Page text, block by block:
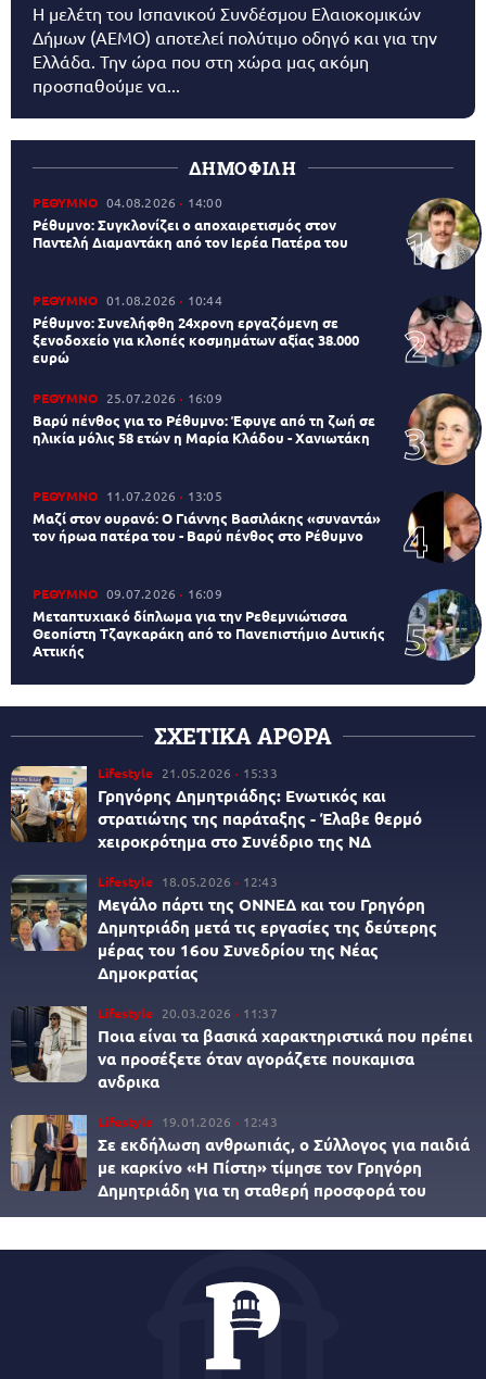
Η μελέτη του Ισπανικού Συνδέσμου Ελαιοκομικών
Δήμων (AEMO) αποτελεί πολύτιμο οδηγό και για την
Ελλάδα. Την ώρα που στη χώρα μας ακόμη
προσπαθούμε να...
ΔΗΜΟΦΙΛΗ
ΡΕΘΥΜΝΟ 04.08.2026 14:00
Ρέθυμνο: Συγκλονίζει ο αποχαιρετισμός στον
Παντελή Διαμαντάκη από τον Ιερέα Πατέρα του
ΡΕΘΥΜΝΟ 01.08.2026 10:44
Ρέθυμνο: Συνελήφθη 24χρονη εργαζόμενη σε
ξενοδοχείο για κλοπές κοσμημάτων αξίας 38.000
ευρώ
ΡΕΘΥΜΝΟ 25.07.2026 16:09
Βαρύ πένθος για το Ρέθυμνο: Έφυγε από τη ζωή σε
ηλικία μόλις 58 ετών η Μαρία Κλάδου - Χανιωτάκη
ΡΕΘΥΜΝΟ 11.07.2026 13:05
Μαζί στον ουρανό: Ο Γιάννης Βασιλάκης «συναντά»
τον ήρωα πατέρα του - Βαρύ πένθος στο Ρέθυμνο
ΡΕΘΥΜΝΟ 09.07.2026 16:09
Μεταπτυχιακό δίπλωμα για την Ρεθεμνιώτισσα
Θεοπίστη Τζαγκαράκη από το Πανεπιστήμιο Δυτικής
Αττικής
ΣΧΕΤΙΚΑ ΑΡΘΡΑ
Lifestyle 21.05.2026 15:33
Γρηγόρης Δημητριάδης: Ενωτικός και
στρατιώτης της παράταξης - Έλαβε θερμό
χειροκρότημα στο Συνέδριο της ΝΔ
Lifestyle 18.05.2026 12:43
Μεγάλο πάρτι της ΟΝΝΕΔ και του Γρηγόρη
Δημητριάδη μετά τις εργασίες της δεύτερης
μέρας του 16ου Συνεδρίου της Νέας
Δημοκρατίας
Lifestyle 20.03.2026 11:37
Ποια είναι τα βασικά χαρακτηριστικά που πρέπει
να προσέξετε όταν αγοράζετε πουκαμισα
ανδρικα
Lifestyle 19.01.2026 12:43
Σε εκδήλωση ανθρωπιάς, ο Σύλλογος για παιδιά
με καρκίνο «Η Πίστη» τίμησε τον Γρηγόρη
Δημητριάδη για τη σταθερή προσφορά του